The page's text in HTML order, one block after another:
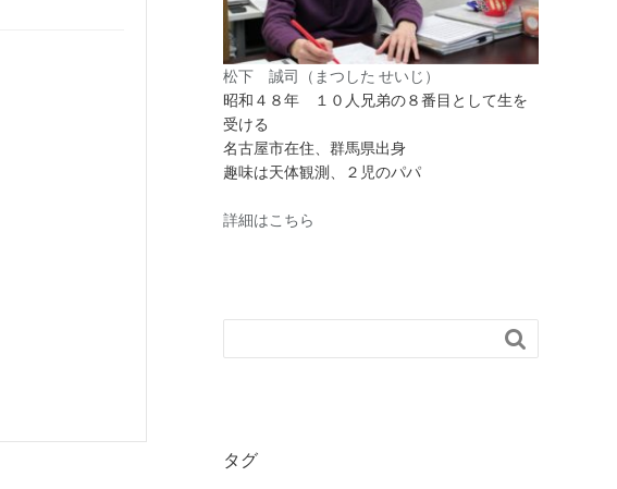
松下 誠司（まつした せいじ）
昭和４８年 １０人兄弟の８番目として生を
受ける
名古屋市在住、群馬県出身
趣味は天体観測、２児のパパ
詳細はこちら

タグ